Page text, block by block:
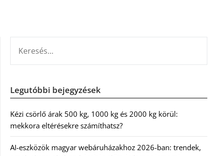
Legutóbbi bejegyzések
Kézi csörlő árak 500 kg, 1000 kg és 2000 kg körül:
mekkora eltérésekre számíthatsz?
AI-eszközök magyar webáruházakhoz 2026-ban: trendek,